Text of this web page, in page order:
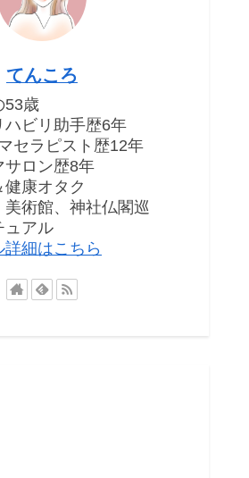
てんころ
53歳
ビリ助手歴6年
セラピスト歴12年
ロン歴8年
健康オタク
術館、神社仏閣巡
ュアル
細はこちら